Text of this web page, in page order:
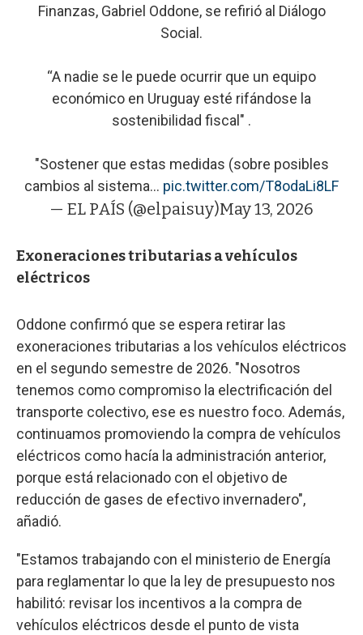
Finanzas, Gabriel Oddone, se refirió al Diálogo
Social.
“A nadie se le puede ocurrir que un equipo
económico en Uruguay esté rifándose la
sostenibilidad fiscal" .
"Sostener que estas medidas (sobre posibles
cambios al sistema… pic.twitter.com/T8odaLi8LF
— EL PAÍS (@elpaisuy)May 13, 2026
Exoneraciones tributarias a vehículos
eléctricos
Oddone confirmó que se espera retirar las
exoneraciones tributarias a los vehículos eléctricos
en el segundo semestre de 2026. "Nosotros
tenemos como compromiso la electrificación del
transporte colectivo, ese es nuestro foco. Además,
continuamos promoviendo la compra de vehículos
eléctricos como hacía la administración anterior,
porque está relacionado con el objetivo de
reducción de gases de efectivo invernadero",
añadió.
"Estamos trabajando con el ministerio de Energía
para reglamentar lo que la ley de presupuesto nos
habilitó: revisar los incentivos a la compra de
vehículos eléctricos desde el punto de vista